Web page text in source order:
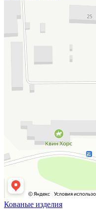
Кованые изделия